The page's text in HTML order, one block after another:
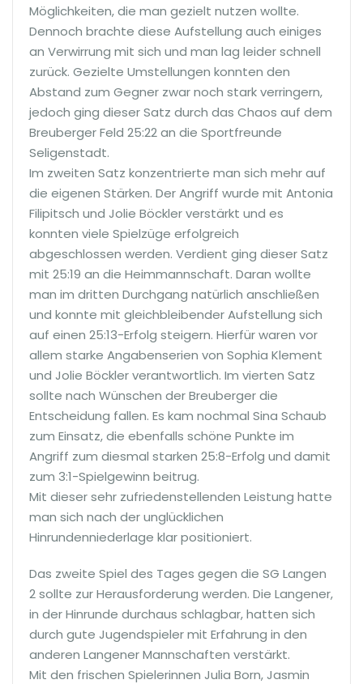
Möglichkeiten, die man gezielt nutzen wollte.
Dennoch brachte diese Aufstellung auch einiges
an Verwirrung mit sich und man lag leider schnell
zurück. Gezielte Umstellungen konnten den
Abstand zum Gegner zwar noch stark verringern,
jedoch ging dieser Satz durch das Chaos auf dem
Breuberger Feld 25:22 an die Sportfreunde
Seligenstadt.
Im zweiten Satz konzentrierte man sich mehr auf
die eigenen Stärken. Der Angriff wurde mit Antonia
Filipitsch und Jolie Böckler verstärkt und es
konnten viele Spielzüge erfolgreich
abgeschlossen werden. Verdient ging dieser Satz
mit 25:19 an die Heimmannschaft. Daran wollte
man im dritten Durchgang natürlich anschließen
und konnte mit gleichbleibender Aufstellung sich
auf einen 25:13-Erfolg steigern. Hierfür waren vor
allem starke Angabenserien von Sophia Klement
und Jolie Böckler verantwortlich. Im vierten Satz
sollte nach Wünschen der Breuberger die
Entscheidung fallen. Es kam nochmal Sina Schaub
zum Einsatz, die ebenfalls schöne Punkte im
Angriff zum diesmal starken 25:8-Erfolg und damit
zum 3:1-Spielgewinn beitrug.
Mit dieser sehr zufriedenstellenden Leistung hatte
man sich nach der unglücklichen
Hinrundenniederlage klar positioniert.
Das zweite Spiel des Tages gegen die SG Langen
2 sollte zur Herausforderung werden. Die Langener,
in der Hinrunde durchaus schlagbar, hatten sich
durch gute Jugendspieler mit Erfahrung in den
anderen Langener Mannschaften verstärkt.
Mit den frischen Spielerinnen Julia Born, Jasmin